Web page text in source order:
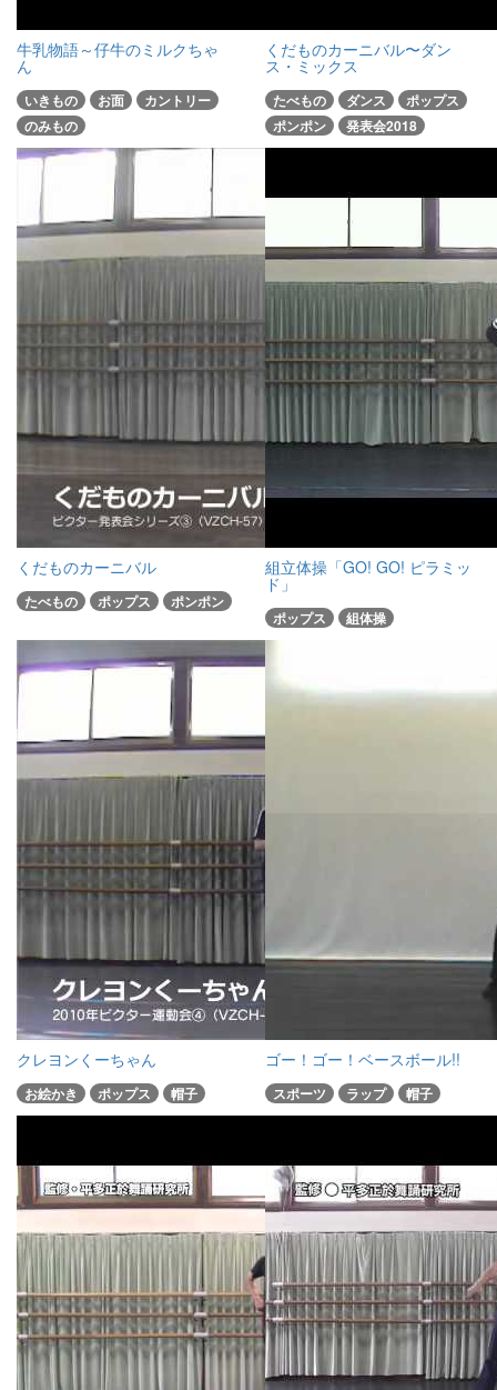
牛乳物語～仔牛のミルクちゃ
ん
いきもの お面
カントリー
のみもの
くだものカーニバル〜ダン
ス・ミックス
たべもの ダンス
ポップス
ポンポン
発表会2018
くだものカーニバル
たべもの ポップス ポンポン
組立体操「GO! GO! ピラミッ
ド」
ポップス 組体操
クレヨンくーちゃん
お絵かき ポップス 帽子
ゴー！ゴー！ベースボール!!
スポーツ ラップ 帽子